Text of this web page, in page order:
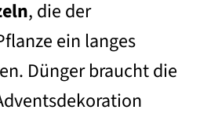
, die der
ein langes
Dünger braucht die